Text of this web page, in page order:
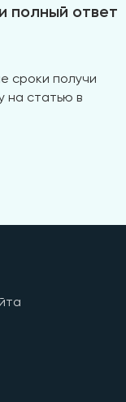
полный ответ
сроки получи
на статью в